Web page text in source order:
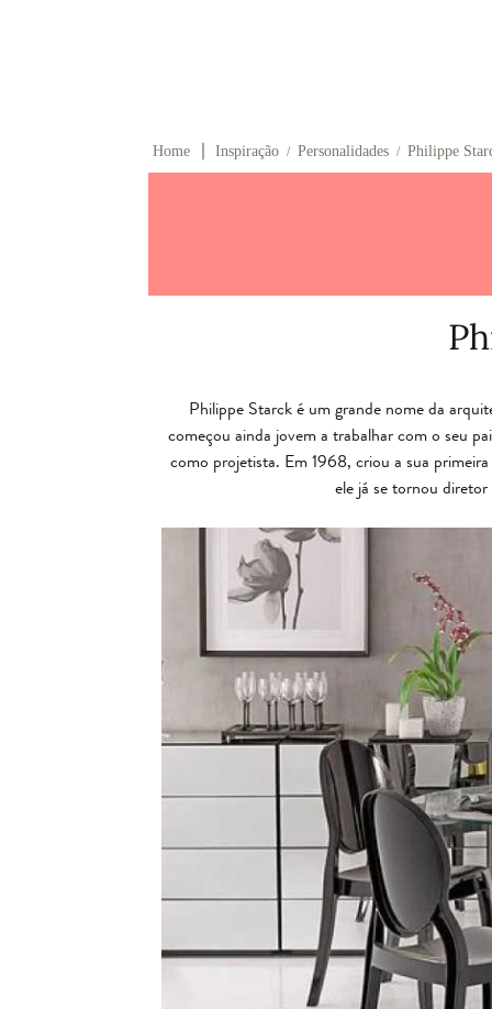
Home Inspiração / Personalidades / Philippe
Philippe Starck é um grande nome da
começou ainda jovem a trabalhar com o seu
como projetista. Em 1968, criou a sua
ele já se tornou